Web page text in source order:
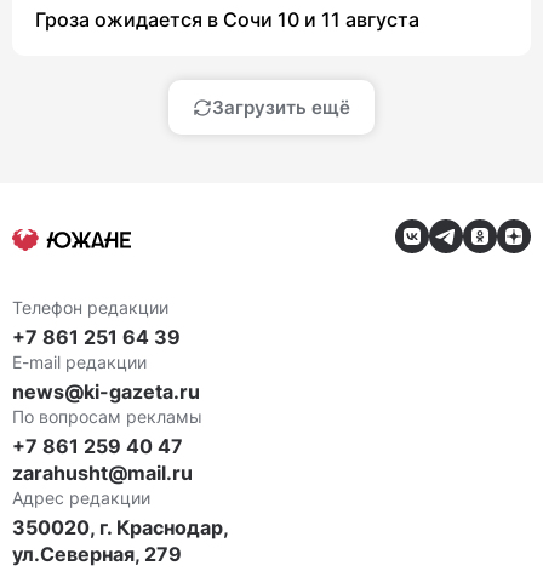
Гроза ожидается в Сочи 10 и 11 августа
Загрузить ещё
Телефон редакции
+7 861 251 64 39
E-mail редакции
news@ki-gazeta.ru
По вопросам рекламы
+7 861 259 40 47
zarahusht@mail.ru
Адрес редакции
350020, г. Краснодар,
ул.Северная, 279